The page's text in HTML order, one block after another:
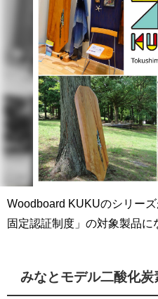
Woodboard KUKUのシリー
固定認証制度」の対象製品に
みなとモデル二酸化